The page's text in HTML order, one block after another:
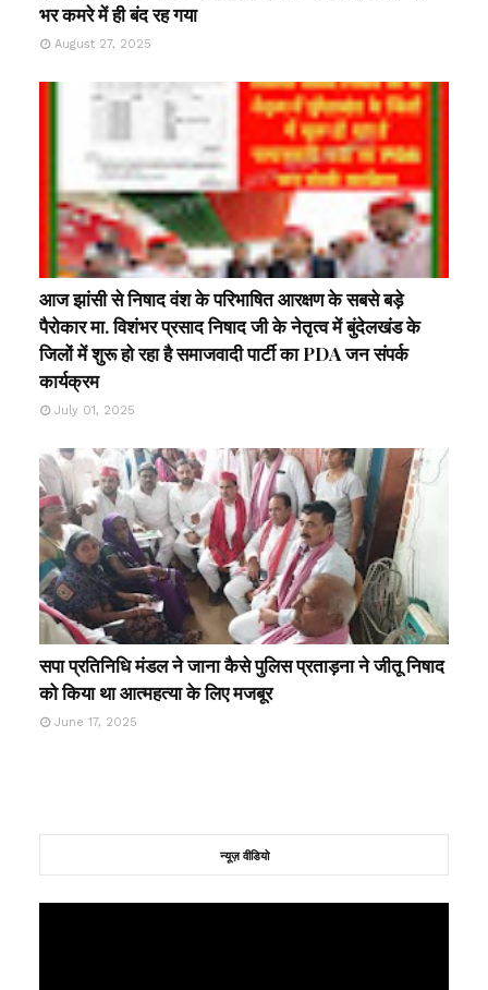
भर कमरे में ही बंद रह गया
August 27, 2025
आज झांसी से निषाद वंश के परिभाषित आरक्षण के सबसे बड़े
पैरोकार मा. विशंभर प्रसाद निषाद जी के नेतृत्व में बुंदेलखंड के
जिलों में शुरू हो रहा है समाजवादी पार्टी का PDA जन संपर्क
कार्यक्रम
July 01, 2025
सपा प्रतिनिधि मंडल ने जाना कैसे पुलिस प्रताड़ना ने जीतू निषाद
को किया था आत्महत्या के लिए मजबूर
June 17, 2025
न्यूज़ वीडियो